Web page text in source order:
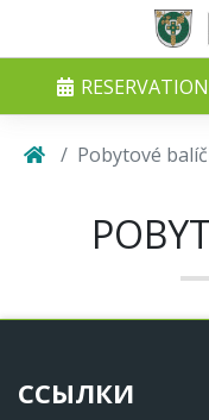
RESERVATION
Pobytové
ССЫЛКИ